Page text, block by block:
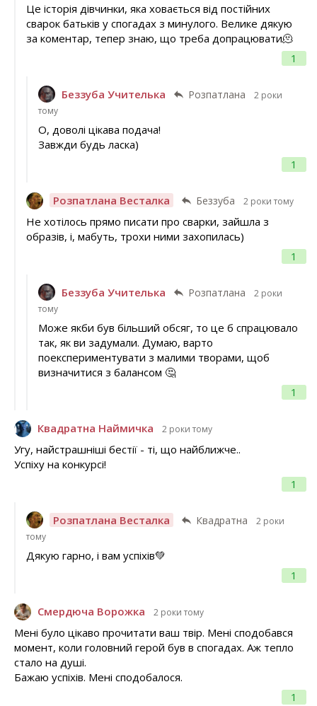
1
Це історія дівчинки, яка ховається від постійних
сварок батьків у спогадах з минулого. Велике дякую
за коментар, тепер знаю, що треба допрацювати🫠
Беззуба Учителька Розпатлана
2 роки
тому
1
О, доволі цікава подача!
Завжди будь ласка)
Розпатлана Весталка Беззуба 2 роки тому
1
Не хотілось прямо писати про сварки, зайшла з
образів, і, мабуть, трохи ними захопилась)
Беззуба Учителька Розпатлана
2 роки
тому
1
Може якби був більший обсяг, то це б спрацювало
так, як ви задумали. Думаю, варто
поекспериментувати з малими творами, щоб
визначитися з балансом 🤔
Квадратна Наймичка 2 роки тому
1
Угу, найстрашніші бестії - ті, що найближче..
Успіху на конкурсі!
Розпатлана Весталка Квадратна
2 роки
тому
1
Дякую гарно, і вам успіхів💚
Смердюча Ворожка 2 роки тому
1
Мені було цікаво прочитати ваш твір. Мені сподобався
момент, коли головний герой був в спогадах. Аж тепло
стало на душі.
Бажаю успіхів. Мені сподобалося.